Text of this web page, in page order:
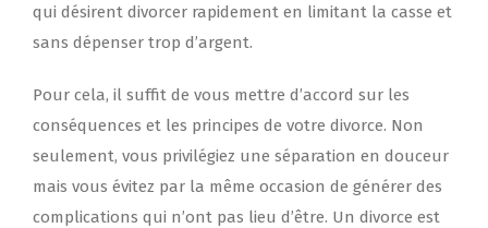
qui désirent divorcer rapidement en limitant la casse et
sans dépenser trop d’argent.
Pour cela, il suffit de vous mettre d’accord sur les
conséquences et les principes de votre divorce. Non
seulement, vous privilégiez une séparation en douceur
mais vous évitez par la même occasion de générer des
complications qui n’ont pas lieu d’être. Un divorce est